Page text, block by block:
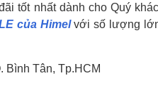
tốt nhất dành cho Quý
của Himel với số lượng
Bình Tân, Tp.HCM